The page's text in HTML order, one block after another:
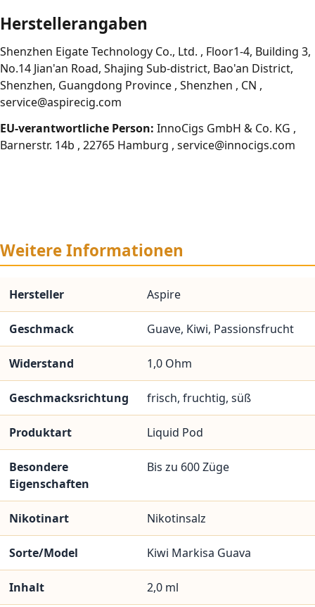
Herstellerangaben
Shenzhen Eigate Technology Co., Ltd. , Floor1-4, Building 3,
No.14 Jian'an Road, Shajing Sub-district, Bao'an District,
Shenzhen, Guangdong Province , Shenzhen , CN ,
service@aspirecig.com
EU-verantwortliche Person: InnoCigs GmbH & Co. KG ,
Barnerstr. 14b , 22765 Hamburg , service@innocigs.com
Weitere Informationen
Hersteller Aspire
Geschmack Guave, Kiwi, Passionsfrucht
Widerstand 1,0 Ohm
Geschmacksrichtung frisch, fruchtig, süß
Produktart Liquid Pod
Besondere
Eigenschaften
Bis zu 600 Züge
Nikotinart Nikotinsalz
Sorte/Model Kiwi Markisa Guava
Inhalt 2,0 ml